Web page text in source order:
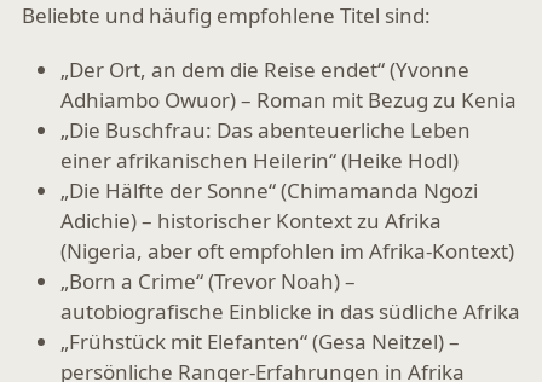
Beliebte und häufig empfohlene Titel sind:
„Der Ort, an dem die Reise endet“ (Yvonne
Adhiambo Owuor)– Roman mit Bezug zu Kenia
„Die Buschfrau: Das abenteuerliche Leben
einer afrikanischen Heilerin“ (Heike Hodl)
„Die Hälfte der Sonne“ (Chimamanda Ngozi
Adichie)– historischer Kontext zu Afrika
(Nigeria, aber oft empfohlen im Afrika-Kontext)
„Born a Crime“ (Trevor Noah)–
autobiografische Einblicke in das südliche Afrika
„Frühstück mit Elefanten“ (Gesa Neitzel)–
persönliche Ranger-Erfahrungen in Afrika